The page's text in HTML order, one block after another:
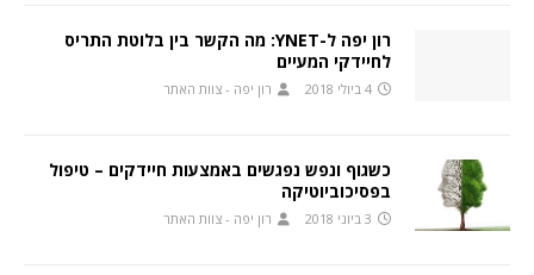
רון יפה ל-YNET: מה הקשר בין בלוטת התריס
לחיידקי המעיים
4 ביולי 2018 רון יפה - צוות האתר
כשגוף ונפש נפגשים באמצעות חיידקים – טיפול
בפסיכוביוטיקה
3 ביוני 2018 רון יפה - צוות האתר